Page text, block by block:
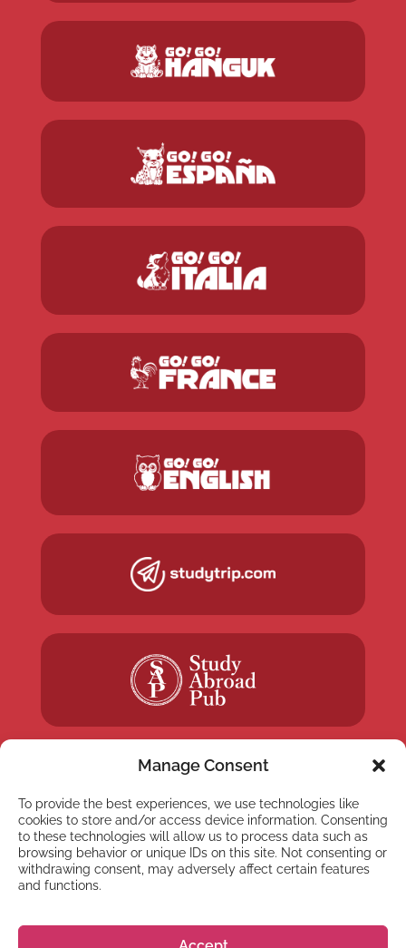
Manage Consent
To provide the best experiences, we use technologies like
cookies to store and/or access device information. Consenting
to these technologies will allow us to process data such as
browsing behavior or unique IDs on this site. Not consenting or
withdrawing consent, may adversely affect certain features
and functions.
NYHETSBREV
Anmäl dig till vårt
nyhetsbrev